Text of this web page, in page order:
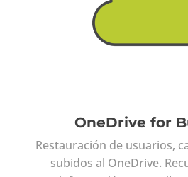
OneDrive for
Restauración de usuarios,
subidos al OneDrive.